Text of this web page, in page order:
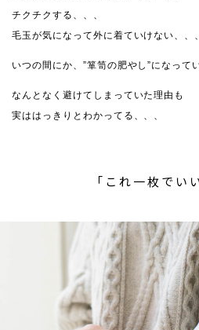
チクチクする、、、
毛玉が気になって外に着ていけない、、、
いつの間にか、”箪笥の肥やし”になって
なんとなく避けてしまっていた理由も
実ははっきりとわかってる、、、
「これ一枚でい